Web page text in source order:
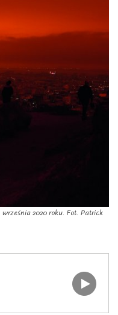
2020 roku. Fot. Patrick